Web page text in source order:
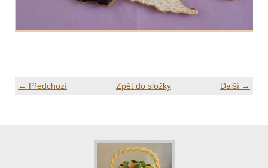
← Předchozí Další →
Zpět do složky